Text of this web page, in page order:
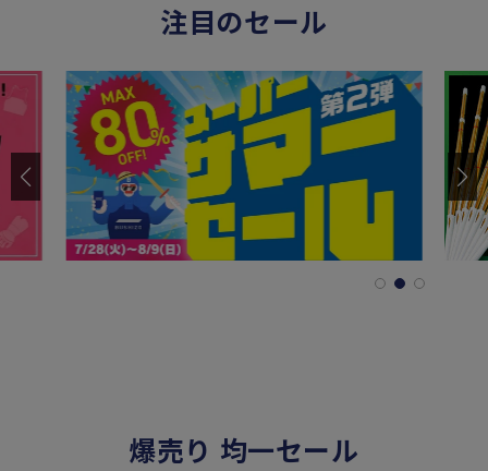
注目のセール
爆売り 均一セール